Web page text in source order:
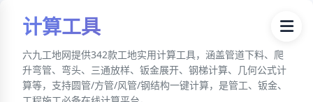
计算工具
六九工地网提供342款工地实用计算工具，涵盖管道下料、爬
升弯管、弯头、三通放样、钣金展开、钢梯计算、几何公式计
算等，支持圆管/方管/风管/钢结构一键计算，是管工、钣金、